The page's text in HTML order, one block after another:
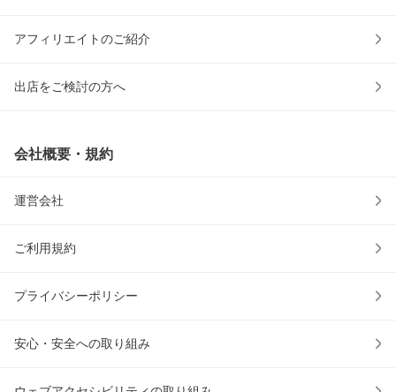
アフィリエイトのご紹介
出店をご検討の方へ
会社概要・規約
運営会社
ご利用規約
プライバシーポリシー
安心・安全への取り組み